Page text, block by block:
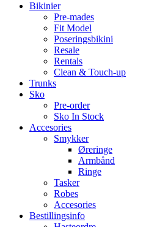
Bikinier
Pre-mades
Fit Model
Poseringsbikini
Resale
Rentals
Clean & Touch-up
Trunks
Sko
Pre-order
Sko In Stock
Accesories
Smykker
Øreringe
Armbånd
Ringe
Tasker
Robes
Accesories
Bestillingsinfo